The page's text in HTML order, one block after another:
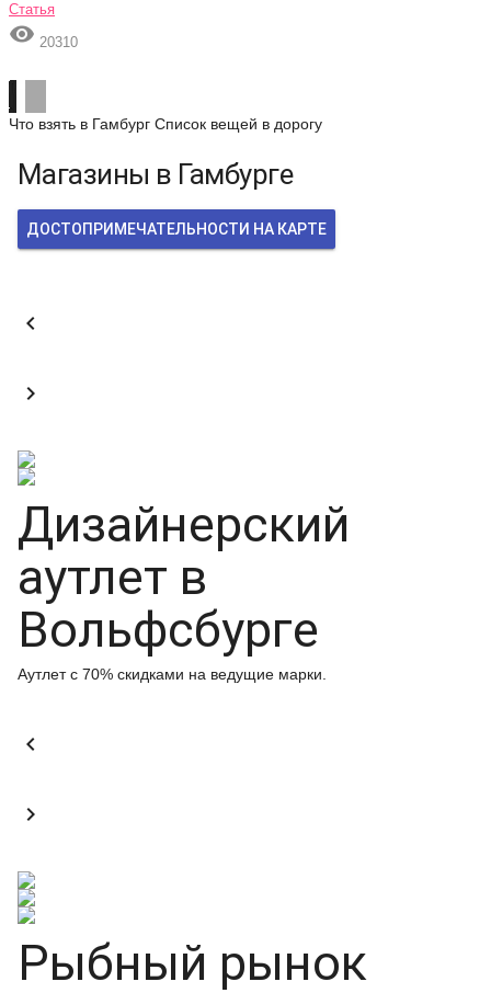
Статья
 20310
Что взять в Гамбург Список вещей в дорогу
Магазины в Гамбурге
ДОСТОПРИМЕЧАТЕЛЬНОСТИ НА КАРТЕ


Дизайнерский
аутлет в
Вольфсбурге
Аутлет с 70% скидками на ведущие марки.


Рыбный рынок